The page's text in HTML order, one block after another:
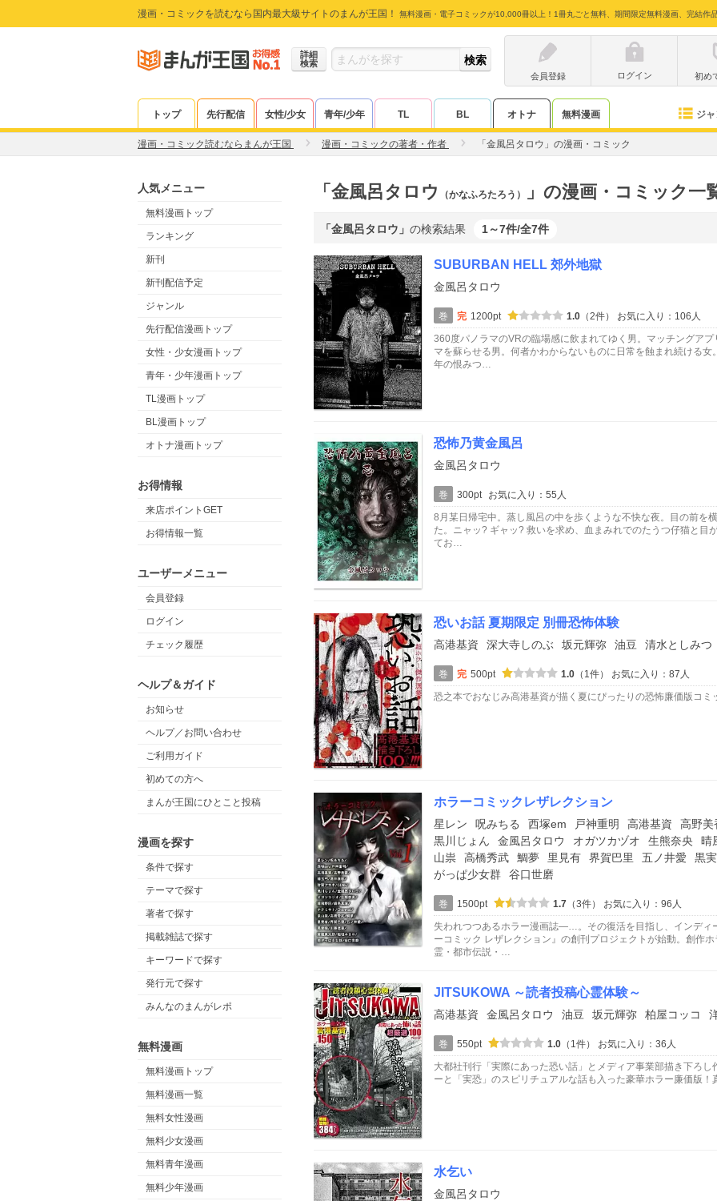
漫画・コミックを読むなら国内最大級サイトのまんが王国！ 無料漫画・電子コミックが10,000冊以上！1冊丸ごと無料、期間限定無料漫画、完結作
詳細
検索
会員登録
ログイン 初め
トップ 先行配信 女性/少女 青年/少年 TL BL オトナ 無料漫画 ジ
漫画・コミック読むならまんが王国 漫画・コミックの著者・作者 「金風呂タロウ」の漫画・コミック
人気メニュー
無料漫画トップ
ランキング
新刊
新刊配信予定
ジャンル
先行配信漫画トップ
女性・少女漫画トップ
青年・少年漫画トップ
TL漫画トップ
BL漫画トップ
オトナ漫画トップ
お得情報
来店ポイントGET
お得情報一覧
ユーザーメニュー
会員登録
ログイン
チェック履歴
ヘルプ＆ガイド
お知らせ
ヘルプ／お問い合わせ
ご利用ガイド
初めての方へ
まんが王国にひとこと投稿
漫画を探す
条件で探す
テーマで探す
著者で探す
掲載雑誌で探す
キーワードで探す
発行元で探す
みんなのまんがレポ
無料漫画
無料漫画トップ
無料漫画一覧
無料女性漫画
無料少女漫画
無料青年漫画
無料少年漫画
「金風呂タロウ （かなふろたろう） 」の漫画・コミック一
「金風呂タロウ」 の検索結果 1～7件/全7件
SUBURBAN HELL 郊外地獄
金風呂タロウ
巻 完 1200pt 1.0 （2件）
お気に入り：106人
360度パノラマのVRの臨場感に飲まれてゆく男。マッチングア
マを蘇らせる男。何者かわからないものに日常を蝕まれ続ける
年の恨みつ…
恐怖乃黄金風呂
金風呂タロウ
巻 300pt
お気に入り：55人
8月某日帰宅中。蒸し風呂の中を歩くような不快な夜。目の前を
た。ニャッ? ギャッ? 救いを求め、血まみれでのたうつ仔猫と
てお…
恐いお話 夏期限定 別冊恐怖体験
高港基資 深大寺しのぶ 坂元輝弥 油豆 清水としみつ
巻 完 500pt 1.0 （1件）
お気に入り：87人
恐之本でおなじみ高港基資が描く夏にぴったりの恐怖廉価版コミ
ホラーコミックレザレクション
星レン 呪みちる 西塚em 戸神重明 高港基資 高野美
黒川じょん
金風呂タロウ オガツカヅオ 生熊奈央 晴
山祟
高橋秀武 鯛夢 里見有 界賀巴里 五ノ井愛 黒
がっぱ少女群
谷口世磨
巻 1500pt 1.7 （3件）
お気に入り：96人
失われつつあるホラー漫画誌―…。その復活を目指し、インディ
ーコミック レザレクション』の創刊プロジェクトが始動。創作
霊・都市伝説・…
JITSUKOWA ～読者投稿心霊体験～
高港基資 金風呂タロウ 油豆 坂元輝弥 柏屋コッコ
巻 550pt 1.0 （1件）
お気に入り：36人
大都社刊行「実際にあった恐い話」とメディア事業部描き下ろ
ーと「実恐」のスピリチュアルな話も入った豪華ホラー廉価版！
水乞い
金風呂タロウ